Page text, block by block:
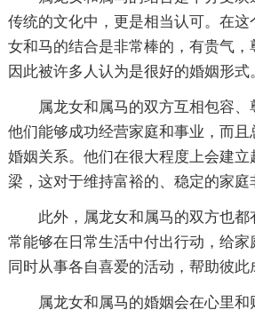
传统的文化中，更是相当认可。在这
女和马的结合是非常棒的，有贵气，
因此被许多人认为是很好的婚姻形式
属龙女和属马的双方互相包容、
他们能够成功经营家庭和事业，而且
婚姻关系。他们在很大程度上会建立
梁，这对于维持富裕的、稳定的家庭
此外，属龙女和属马的双方也
常能够在日常生活中付出行动，给家
同时从事各自喜爱的活动，帮助彼此
属龙女和属马的婚姻会在心里